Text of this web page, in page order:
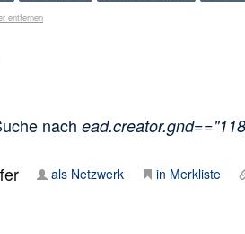
entfernen
nach
als Netzwerk in Merkliste